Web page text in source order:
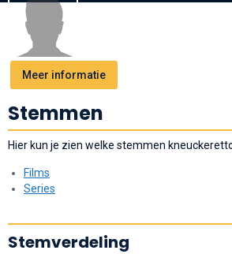
Meer informatie
Stemmen
Hier kun je zien welke stemmen
Films
Series
Stemverdeling